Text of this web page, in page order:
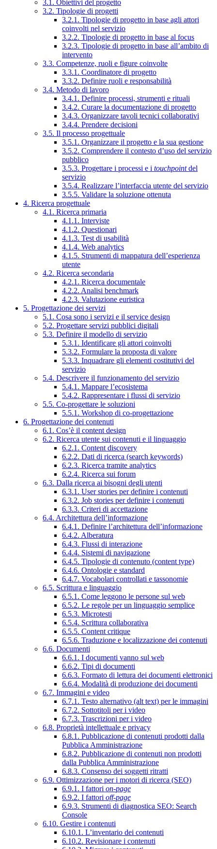
3.1. Obiettivi del progetto
3.2. Tipologie di progetti
3.2.1. Tipologie di progetto in base agli attori
coinvolti nel servizio
3.2.2. Tipologie di progetto in base al focus
3.2.3. Tipologie di progetto in base all’ambito di
intervento
3.3. Competenze, ruoli e figure coinvolte
3.3.1. Coordinatore di progetto
3.3.2. Definire ruoli e responsabilità
3.4. Metodo di lavoro
3.4.1. Definire processi, strumenti e rituali
3.4.2. Curare la documentazione di progetto
3.4.3. Organizzare tavoli tecnici collaborativi
3.4.4. Prendere decisioni
3.5. Il processo progettuale
3.5.1. Organizzare il progetto e la sua gestione
3.5.2. Comprendere il contesto d’uso del servizio
pubblico
3.5.3. Progettare i processi e i touchpointdel
servizio
3.5.4. Realizzare l’interfaccia utente del servizio
3.5.5. Validare la soluzione ottenuta
4. Ricerca progettuale
4.1. Ricerca primaria
4.1.1. Interviste
4.1.2. Questionari
4.1.3. Test di usabilità
4.1.4. Web analytics
4.1.5. Strumenti di mappatura dell’esperienza
utente
4.2. Ricerca secondaria
4.2.1. Ricerca documentale
4.2.2. Analisi benchmark
4.2.3. Valutazione euristica
5. Progettazione dei servizi
5.1. Cosa sono i servizi e il service design
5.2. Progettare servizi pubblici digitali
5.3. Definire il modello di servizio
5.3.1. Identificare gli attori coinvolti
5.3.2. Formulare la proposta di valore
5.3.3. Inquadrare gli elementi costitutivi del
servizio
5.4. Descrivere il funzionamento del servizio
5.4.1. Mappare l’ecosistema
5.4.2. Rappresentare i flussi di servizio
5.5. Co-progettare le soluzioni
5.5.1. Workshop di co-progettazione
6. Progettazione dei contenuti
6.1. Cos’è il content design
6.2. Ricerca utente sui contenuti e il linguaggio
6.2.1. Content discovery
6.2.2. Dati di ricerca (search keywords)
6.2.3. Ricerca tramite analytics
6.2.4. Ricerca sui forum
6.3. Dalla ricerca ai bisogni degli utenti
6.3.1. User stories per definire i contenuti
6.3.2. Job stories per definire i contenuti
6.3.3. Criteri di accettazione
6.4. Architettura dell’informazione
6.4.1. Definire l’architettura dell’informazione
6.4.2. Alberatura
6.4.3. Flussi di interazione
6.4.4. Sistemi di navigazione
6.4.5. Tipologie di contenuto (content type)
6.4.6. Ontologie e standard
6.4.7. Vocabolari controllati e tassonomie
6.5. Scrittura e linguaggio
6.5.1. Come leggono le persone sul web
6.5.2. Le regole per un linguaggio semplice
6.5.3. Microtesti
6.5.4. Scrittura collaborativa
6.5.5. Content critique
6.5.6. Traduzione e localizzazione dei contenuti
6.6. Documenti
6.6.1. I documenti vanno sul web
6.6.2. Tipi di documenti
6.6.3. Formato di lettura dei documenti elettronici
6.6.4. Modalità di produzione dei documenti
6.7. Immagini e video
6.7.1. Testo alternativo (alt text) per le immagini
6.7.2. Sottotitoli per i video
6.7.3. Trascrizioni per i video
6.8. Proprietà intellettuale e privacy
6.8.1. Pubblicazione di contenuti prodotti dalla
Pubblica Amministrazione
6.8.2. Pubblicazione di contenuti non prodotti
dalla Pubblica Amministrazione
6.8.3. Consenso dei soggetti ritratti
6.9. Ottimizzazione per i motori di ricerca (SEO)
6.9.1. I fattori on-page
6.9.2. I fattori off-page
6.9.3. Strumenti di diagnostica SEO: Search
Console
6.10. Gestire i contenuti
6.10.1. L’inventario dei contenuti
6.10.2. Revisionare i contenuti